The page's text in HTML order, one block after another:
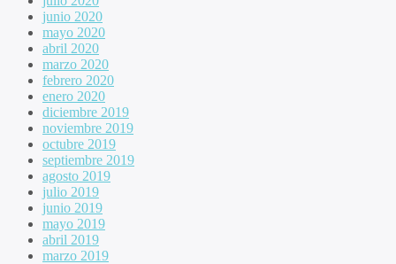
junio 2020
mayo 2020
abril 2020
marzo 2020
febrero 2020
enero 2020
diciembre 2019
noviembre 2019
octubre 2019
septiembre 2019
agosto 2019
julio 2019
junio 2019
mayo 2019
abril 2019
marzo 2019